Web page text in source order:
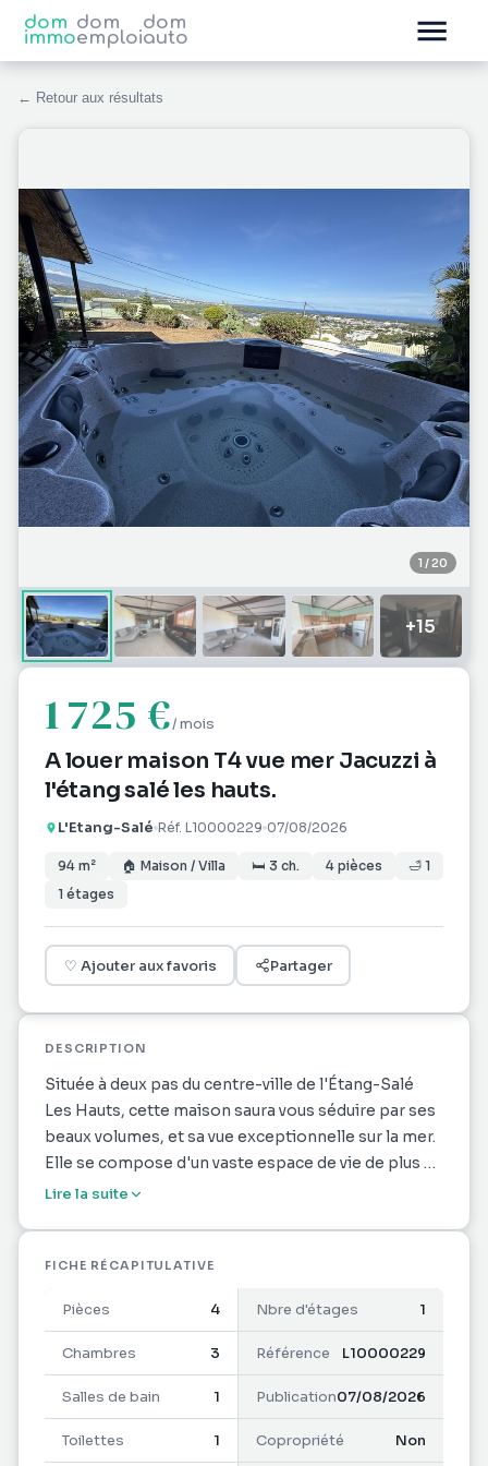
dom
immo
dom
emploi
dom
auto
← Retour aux résultats
1 /20
+15
1 725 €/ mois
A louer maison T4 vue mer Jacuzzi à
l'étang salé les hauts.
L'Etang-Salé Réf. L10000229 07/08/2026
94 m² 🏠 Maison / Villa 🛏 3 ch. 4 pièces 🛁 1
1 étages
♡ Ajouter aux favoris Partager
DESCRIPTION
Située à deux pas du centre-ville de l'Étang-Salé
Les Hauts, cette maison saura vous séduire par ses
beaux volumes, et sa vue exceptionnelle sur la mer.
Elle se compose d'un vaste espace de vie de plus de
50 m2 comprenant un salon, un séjour et une
entre amis. La partie nuit dispose de : 3 chambres
climatisées, une salle de bain moderne avec douche
à l'italienne, meuble vasque et WC, un espace
buanderie discrètement intégré dans un placard, un
second WC indépendant. À l'extérieur, vous
profiterez d'une grande varangue de plus de 28 m2
avec : un coin cuisine extérieur, un jacuzzi, un espace
détente orienté vers la mer. La maison bénéficie
Lire la suite
FICHE RÉCAPITULATIVE
Pièces 4 Nbre d'étages 1
Chambres 3 Référence L10000229
Salles de bain 1 Publication07/08/2026
Toilettes 1 Copropriété Non